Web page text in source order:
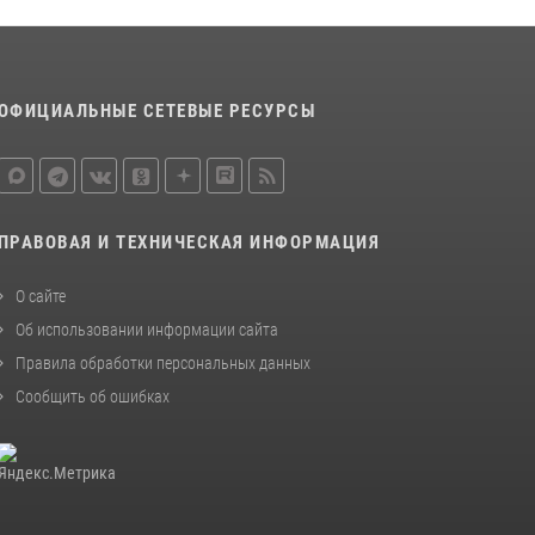
скорой помощи (видео)
В Росгвардии прошла военно-научная
СЕТЕВЫЕ РЕСУРСЫ
ПРАВОВАЯ И ТЕХНИЧЕСКАЯ ИНФОРМАЦИЯ
О сайте
Об использовании информации сайта
Правила обработки персональных данных
Сообщить об ошибках